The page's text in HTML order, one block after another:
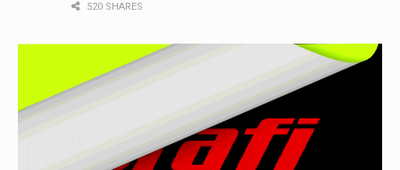
520 SHARES